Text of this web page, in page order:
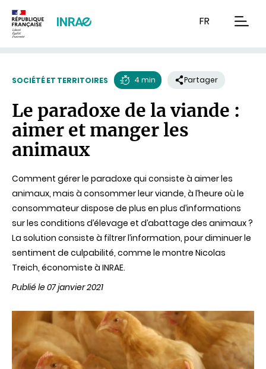
FR
SOCIÉTÉ ET TERRITOIRES
de
lecture
4 min Partager
Le paradoxe de la viande :
aimer et manger les
animaux
Comment gérer le paradoxe qui consiste à aimer les
animaux, mais à consommer leur viande, à l’heure où le
consommateur dispose de plus en plus d’informations
sur les conditions d’élevage et d’abattage des animaux ?
La solution consiste à filtrer l’information, pour diminuer le
sentiment de culpabilité, comme le montre Nicolas
Treich, économiste à INRAE.
Publié le 07 janvier 2021